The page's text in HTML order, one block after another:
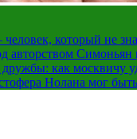
человек, который не
авторством
как москвичу
Нолана мог